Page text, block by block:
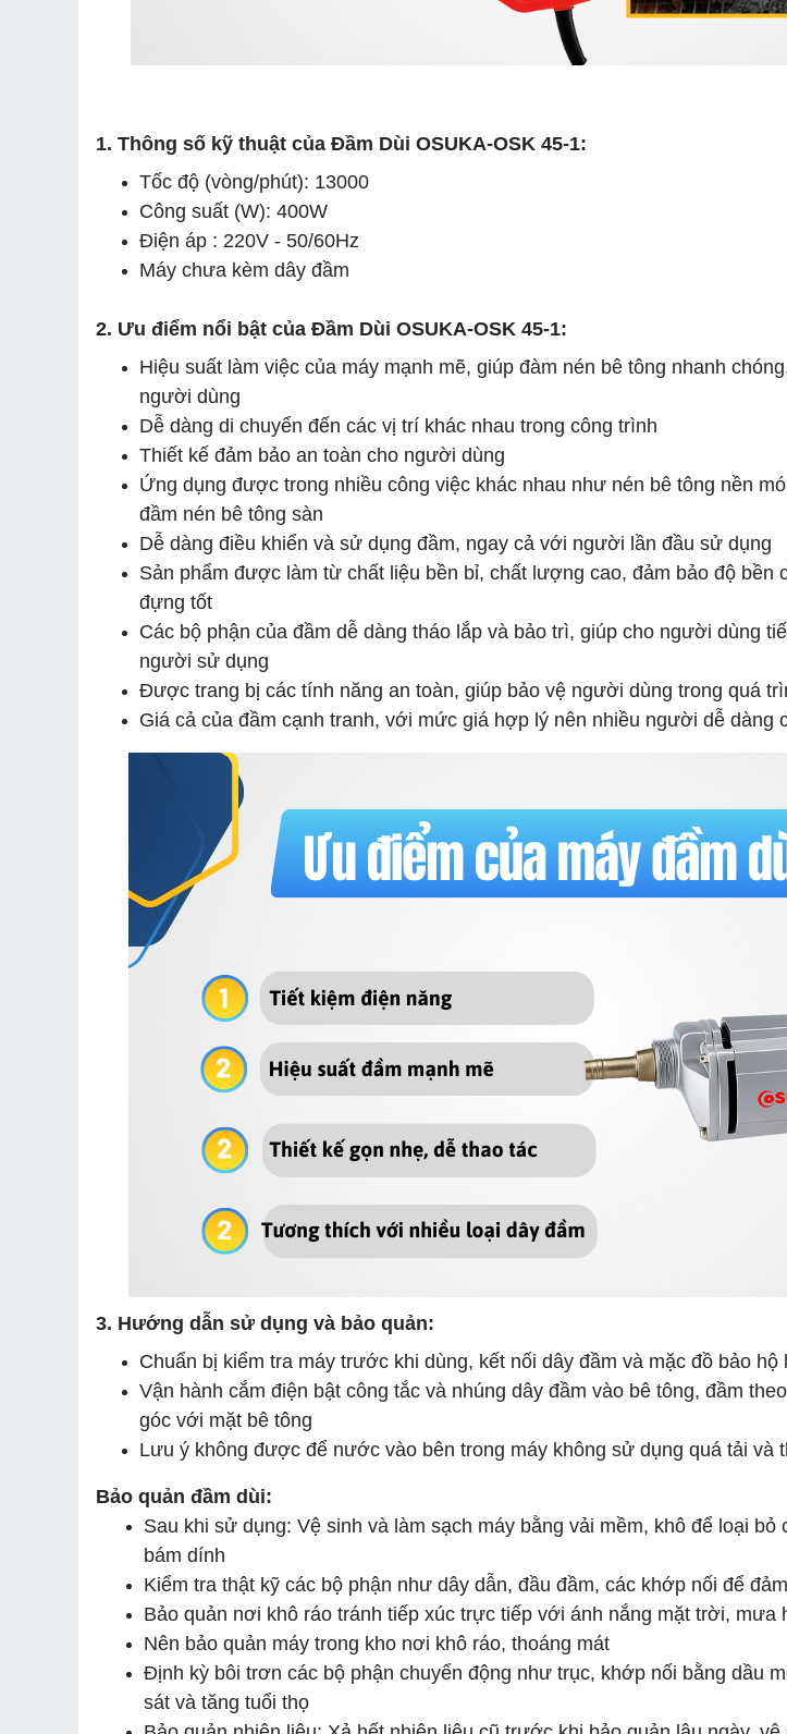
1. Thông số kỹ thuật của Đầm Dùi OSUKA-OSK 45-1:
Tốc độ (vòng/phút): 13000
Công suất (W): 400W
Điện áp : 220V - 50/60Hz
Máy chưa kèm dây đầm
2. Ưu điểm nổi bật của Đầm Dùi OSUKA-OSK 45-1:
Hiệu suất làm việc của máy mạnh mẽ, giúp đàm nén bê tông nhanh
người dùng
Dễ dàng di chuyển đến các vị trí khác nhau trong công trình
Thiết kế đảm bảo an toàn cho người dùng
Ứng dụng được trong nhiều công việc khác nhau như nén bê tông nền
đầm nén bê tông sàn
Dễ dàng điều khiển và sử dụng đầm, ngay cả với người lần đầu sử dụng
Sản phẩm được làm từ chất liệu bền bỉ, chất lượng cao, đảm bảo độ bền
đựng tốt
Các bộ phận của đầm dễ dàng tháo lắp và bảo trì, giúp cho người dùng
người sử dụng
Được trang bị các tính năng an toàn, giúp bảo vệ người dùng trong quá
Giá cả của đầm cạnh tranh, với mức giá hợp lý nên nhiều người dễ dàng
3. Hướng dẫn sử dụng và bảo quản:
Chuẩn bị kiểm tra máy trước khi dùng, kết nối dây đầm và mặc đồ bảo hộ
Vận hành cắm điện bật công tắc và nhúng dây đầm vào bê tông, đầm
góc với mặt bê tông
Lưu ý không được để nước vào bên trong máy không sử dụng quá tải và
Bảo quản đầm dùi:
Sau khi sử dụng: Vệ sinh và làm sạch máy bằng vải mềm, khô để loại bỏ
bám dính
Kiểm tra thật kỹ các bộ phận như dây dẫn, đầu đầm, các khớp nối để
Bảo quản nơi khô ráo tránh tiếp xúc trực tiếp với ánh nắng mặt trời, mưa
Nên bảo quản máy trong kho nơi khô ráo, thoáng mát
Định kỳ bôi trơn các bộ phận chuyển động như trục, khớp nối bằng dầu
sát và tăng tuổi thọ